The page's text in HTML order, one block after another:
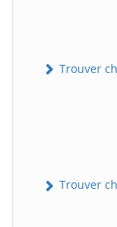
Trouver
Trouver